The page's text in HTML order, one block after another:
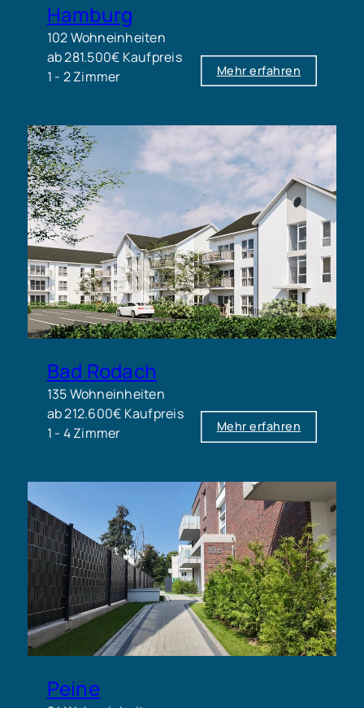
Hamburg
102 Wohneinheiten
ab 281.500€ Kaufpreis
1 - 2 Zimmer
Mehr erfahren
Bad Rodach
135 Wohneinheiten
ab 212.600€ Kaufpreis
1 - 4 Zimmer
Mehr erfahren
Peine